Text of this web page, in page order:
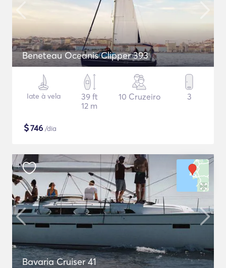
Beneteau Oceanis Clipper 393
Iate à vela
39 ft
12 m
10 Cruzeiro 3
$746 /dia
Bavaria Cruiser 41